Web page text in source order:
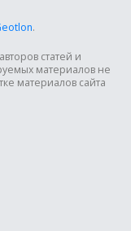
.
статей и
материалов не
материалов сайта